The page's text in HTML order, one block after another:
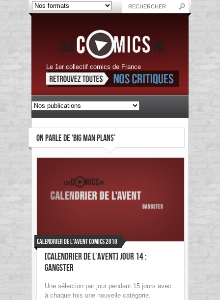
Le 1er collectif comics de France
ON PARLE DE ‘BIG MAN PLANS’
Calendrier de l'Avent Comics 2018
[Calendrier de l’avent] Jour 14 :
Gangster
Une sélection par jour pendant 15 jours avec
à chaque fois une nouvelle catégorie.